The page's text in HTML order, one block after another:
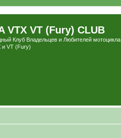
VTX VT (Fury) CLUB
Клуб Владельцев и Любителей мотоцикла
и VT (Fury)